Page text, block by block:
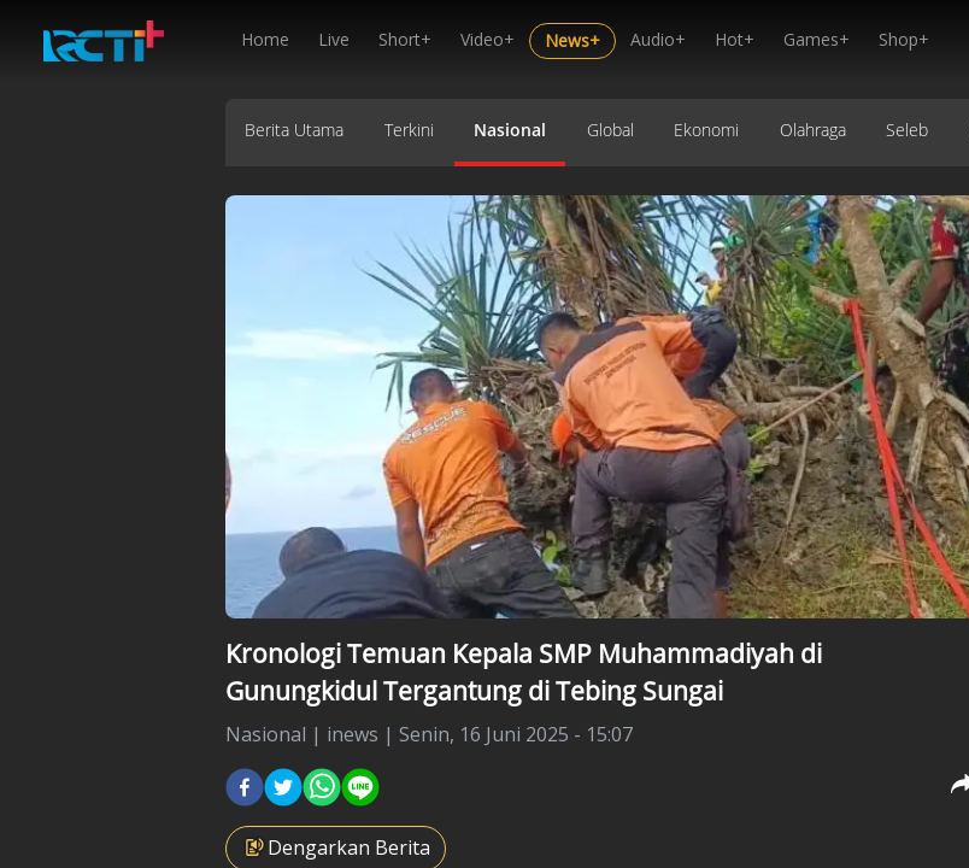
Home Live Short+ Video+ News+ Audio+ Hot+ Games+ Shop+
Berita Utama Terkini Nasional Global Ekonomi Olahraga Seleb
Kronologi Temuan Kepala SMP Muhammadiyah di
Gunungkidul Tergantung di Tebing Sungai
Nasional | inews | Senin, 16 Juni 2025 - 15:07
Dengarkan Berita